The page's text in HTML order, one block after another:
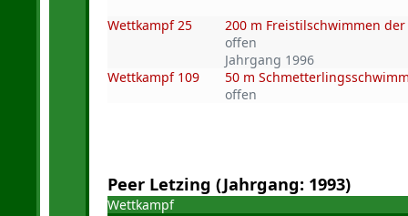
Wettkampf 25
200 m Freistilschwimmen
offen
Jahrgang 1996
Wettkampf 109
50 m
offen
Peer Letzing (Jahrgang: 1993)
Wettkampf